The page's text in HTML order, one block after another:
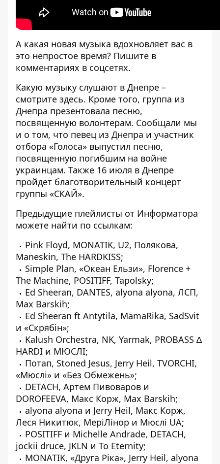
А какая новая музыка вдохновляет вас в
это непростое время? Пишите в
комментариях в соцсетях.
Какую музыку слушают в Днепре –
смотрите здесь. Кроме того, группа из
Днепра презентовала песню,
посвященную волонтерам. Сообщали мы
и о том, что певец из Днепра и участник
отбора «Голоса» выпустил песню,
посвященную погибшим на войне
украинцам. Также 16 июля в Днепре
пройдет благотворительный концерт
группы «СКАЙ».
Предыдущие плейлисты от Информатора
можете найти по ссылкам:
Pink Floyd, MONATIK, U2, Полякова,
Maneskin, The HARDKISS;
Simple Plan, «Океан Ельзи», Florence +
The Machine, POSITIFF, Tapolsky;
Ed Sheeran, DANTES, alyona alyona, ЛСП,
Max Barskih;
Ed Sheeran ft Antytila, MamaRika, SadSvit
и «Скрябін»;
Kalush Orchestra, NK, Yarmak, PROBASS ∆
HARDI и МЮСЛІ;
Потап, Stoned Jesus, Jerry Heil, TVORCHI,
«Мюслі» и «Без Обмежень»;
DETACH, Артем Пивоваров и
DOROFEEVA, Макс Корж, Max Barskih;
alyona alyona и Jerry Heil, Макс Корж,
Леся Никитюк, МеріЛінор и Mюслі UA;
POSITIFF и Michelle Andrade, DETACH,
jockii druce, JKLN и To Eternity;
MONATIK, «Друга Ріка», Jerry Heil, alyona